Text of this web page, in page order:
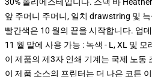
앞 주머니 주머니, 일치 drawstring 및
빨간색은 10 월의 끝을 시작합니다. 업
11 월 말에 사용 가능 : 녹색 - L, XL 및 모
이 제품의 제3자 인쇄 기계는 국제 노동
이 제품 소스의 프린터는 더 나은 코튼